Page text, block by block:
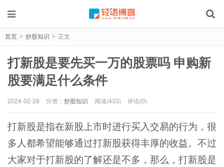
首页 > 炒股知识 > 正文
打新股是要先买一万的股票吗 申购新
股要满足什么条件
2024-02-28 分类： 炒股知识 阅读(433) 评论(0)
打新股是指在新股上市时进行买入交易的行为，很
多人都希望能够通过打新股获得丰厚的收益。不过
大家对于打新股的了解还是不多，那么，打新股是